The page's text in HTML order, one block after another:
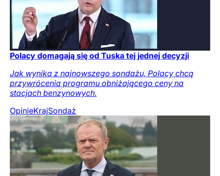
Polacy domagają się od Tuska tej jednej decyzji
Jak wynika z najnowszego sondażu, Polacy chcą
przywrócenia programu obniżającego ceny na
stacjach benzynowych.
OpinieKrajSondaż